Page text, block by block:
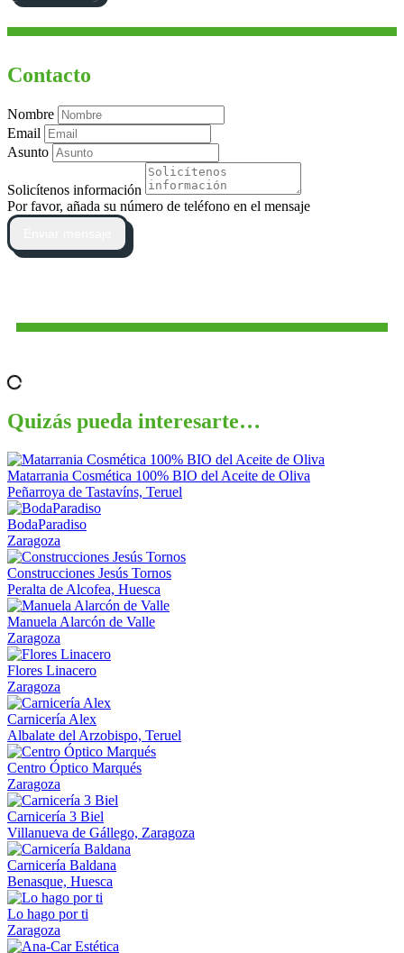
Contacto
Nombre
Email
Asunto
Solicítenos información
Por favor, añada su número de teléfono en el mensaje
Quizás pueda interesarte…
Matarrania Cosmética 100% BIO del Aceite de Oliva
Peñarroya de Tastavíns, Teruel
BodaParadiso
Zaragoza
Construcciones Jesús Tornos
Peralta de Alcofea, Huesca
Manuela Alarcón de Valle
Zaragoza
Flores Linacero
Zaragoza
Carnicería Alex
Albalate del Arzobispo, Teruel
Centro Óptico Marqués
Zaragoza
Carnicería 3 Biel
Villanueva de Gállego, Zaragoza
Carnicería Baldana
Benasque, Huesca
Lo hago por ti
Zaragoza